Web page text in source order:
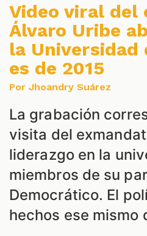
Video viral del
Álvaro Uribe
la Universidad
es de 2015
Por Jhoandry Suárez
La grabación
visita del
liderazgo en la
miembros de su
Democrático. El
hechos ese mismo